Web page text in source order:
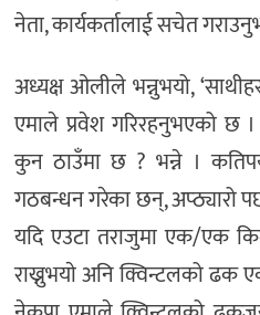
नेता, कार्यकर्तालाई सचेत
अध्यक्ष ओलीले भन्नुभयो,
एमाले प्रवेश गरिरहनुभएको
कुन ठाउँमा छ ? भन्ने ।
गठबन्धन गरेका छन्, अप्ठ्यारो
यदि एउटा तराजुमा एक/एक
राख्नुभयाे अनि क्विन्टलको ढक